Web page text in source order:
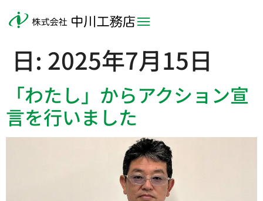
日: 2025年7月15日
「わたし」からアクション宣
言を行いました